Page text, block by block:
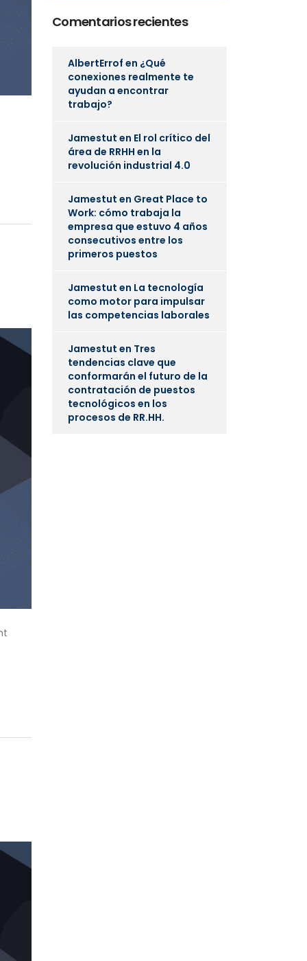
Comentarios recientes
AlbertErrof en ¿Qué
conexiones realmente te
ayudan a encontrar
trabajo?
Jamestut en El rol crítico del
área de RRHH en la
revolución industrial 4.0
Jamestut en Great Place to
Work: cómo trabaja la
empresa que estuvo 4 años
consecutivos entre los
primeros puestos
Jamestut en La tecnología
como motor para impulsar
las competencias laborales
Jamestut en Tres
tendencias clave que
conformarán el futuro de la
contratación de puestos
tecnológicos en los
procesos de RR.HH.